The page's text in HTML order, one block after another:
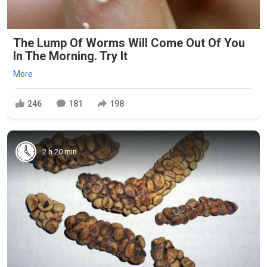
The Lump Of Worms Will Come Out Of You
In The Morning. Try It
More
246 181 198
2 h 20 min